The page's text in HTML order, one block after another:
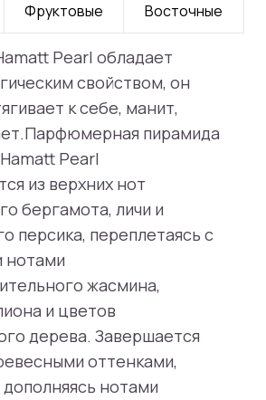
Фруктовые
Восточные
Pearl обладает
свойством, он
к себе, манит,
пирамида
Pearl
из верхних нот
бергамота, личи и
персика, переплетаясь с
нотами
жасмина,
и цветов
дерева. Завершается
оттенками,
нотами